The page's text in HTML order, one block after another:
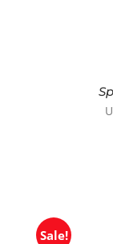
Sale!